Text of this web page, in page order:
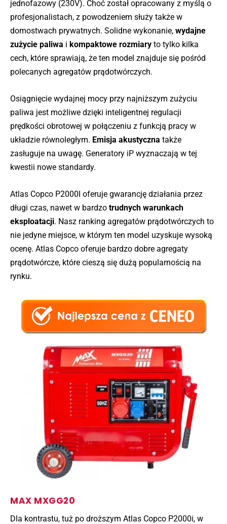
jednofazowy (230V). Choć został opracowany z myślą o
profesjonalistach, z powodzeniem służy także w
domostwach prywatnych. Solidne wykonanie, wydajne
zużycie paliwa i kompaktowe rozmiary to tylko kilka
cech, które sprawiają, że ten model znajduje się pośród
polecanych agregatów prądotwórczych.
Osiągnięcie wydajnej mocy przy najniższym zużyciu
paliwa jest możliwe dzięki inteligentnej regulacji
prędkości obrotowej w połączeniu z funkcją pracy w
układzie równoległym. Emisja akustyczna także
zasługuje na uwagę. Generatory iP wyznaczają w tej
kwestii nowe standardy.
Atlas Copco P2000I oferuje gwarancję działania przez
długi czas, nawet w bardzo trudnych warunkach
eksploatacji. Nasz ranking agregatów prądotwórczych to
nie jedyne miejsce, w którym ten model uzyskuje wysoką
ocenę. Atlas Copco oferuje bardzo dobre agregaty
prądotwórcze, które cieszą się dużą popularnością na
rynku.
MAX MXGG20
Dla kontrastu, tuż po droższym Atlas Copco P2000i, w